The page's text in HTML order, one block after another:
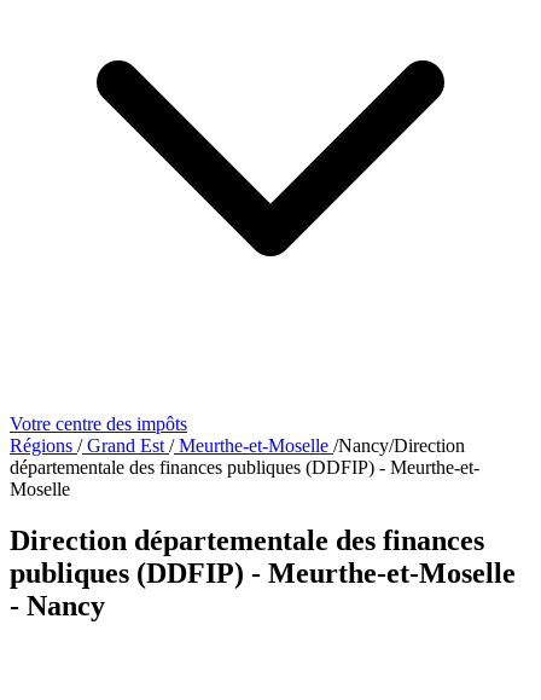
Votre centre des impôts
Régions /Grand Est /Meurthe-et-Moselle /Nancy/Direction
départementale des finances publiques (DDFIP) - Meurthe-et-
Moselle
Direction départementale des finances
publiques (DDFIP) - Meurthe-et-Moselle
- Nancy